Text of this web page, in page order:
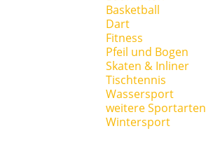
Basketball
Dart
Fitness
Pfeil und Bogen
Skaten & Inliner
Tischtennis
Wassersport
weitere Sportarten
Wintersport